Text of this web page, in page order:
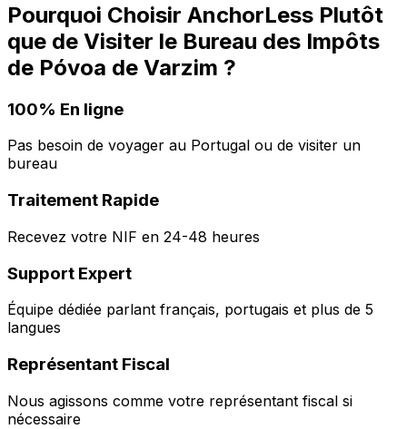
Pourquoi Choisir AnchorLess Plutôt
que de Visiter le Bureau des Impôts
de Póvoa de Varzim ?
100% En ligne
Pas besoin de voyager au Portugal ou de visiter un
bureau
Traitement Rapide
Recevez votre NIF en 24-48 heures
Support Expert
Équipe dédiée parlant français, portugais et plus de 5
langues
Représentant Fiscal
Nous agissons comme votre représentant fiscal si
nécessaire